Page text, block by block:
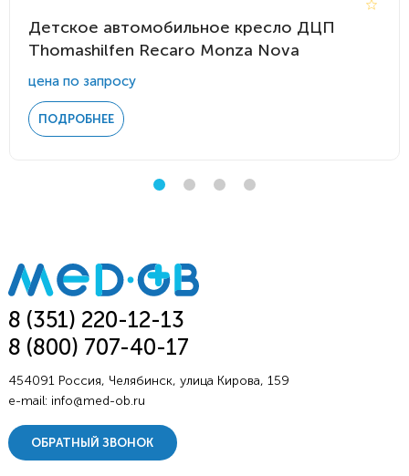
Детское автомобильное кресло ДЦП
Thomashilfen Recaro Monza Nova
цена по запросу
ПОДРОБНЕЕ
8 (351) 220-12-13
8 (800) 707-40-17
454091 Россия, Челябинск, улица Кирова, 159
e-mail: info@med-ob.ru
ОБРАТНЫЙ ЗВОНОК